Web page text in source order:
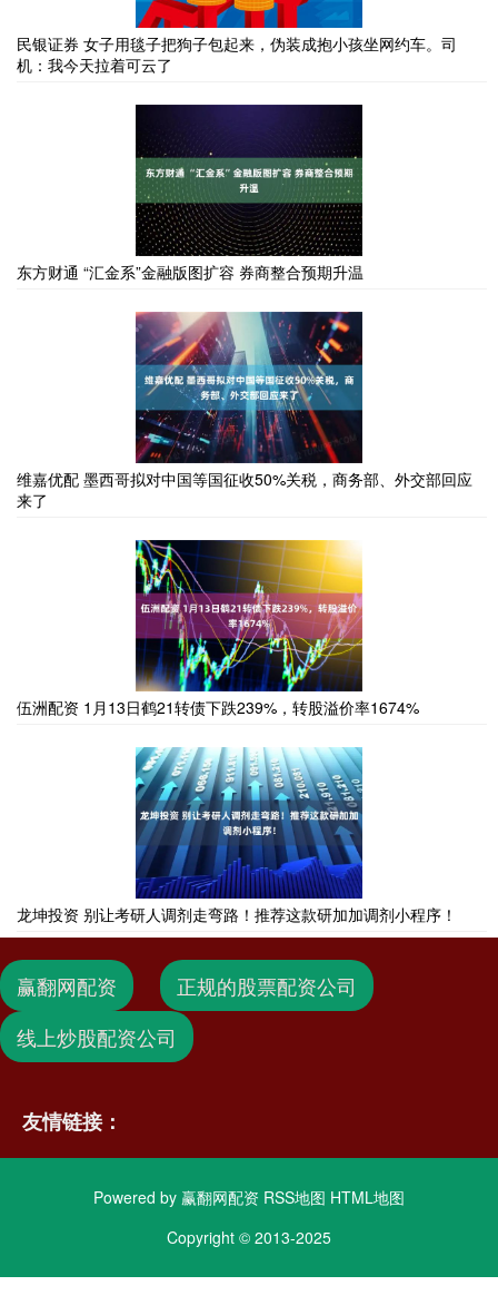
民银证券 女子用毯子把狗子包起来，伪装成抱小孩坐网约车。司
机：我今天拉着可云了
东方财通 “汇金系”金融版图扩容 券商整合预期升温
维嘉优配 墨西哥拟对中国等国征收50%关税，商务部、外交部回应
来了
伍洲配资 1月13日鹤21转债下跌239%，转股溢价率1674%
龙坤投资 别让考研人调剂走弯路！推荐这款研加加调剂小程序！
赢翻网配资
正规的股票配资公司
线上炒股配资公司
友情链接：
Powered by 赢翻网配资 RSS地图 HTML地图
Copyright © 2013-2025